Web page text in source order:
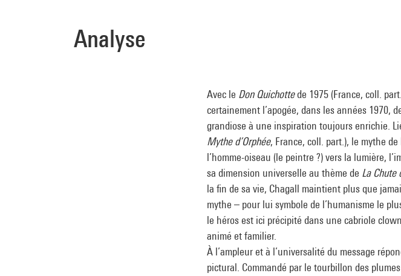
Analyse
Avec le Don Quichottede 1975 (France, coll.
certainement l’apogée, dans les années 1970,
grandiose à une inspiration toujours enrichie.
Mythe d’Orphée, France, coll. part.), le mythe
l’homme-oiseau (le peintre ?) vers la lumière,
sa dimension universelle au thème de La Chute
la fin de sa vie, Chagall maintient plus que
mythe – pour lui symbole de l’humanisme le
le héros est ici précipité dans une cabriole
animé et familier.
À l’ampleur et à l’universalité du message
pictural. Commandé par le tourbillon des